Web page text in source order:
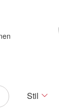
Stil